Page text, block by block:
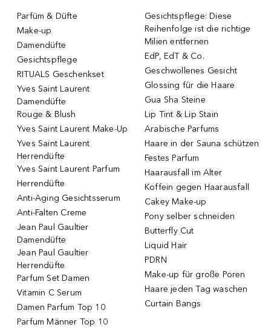
Parfüm & Düfte
Make-up
Damendüfte
Gesichtspflege
RITUALS Geschenkset
Yves Saint Laurent
Damendüfte
Rouge & Blush
Yves Saint Laurent Make-Up
Yves Saint Laurent
Herrendüfte
Yves Saint Laurent Parfum
Herrendüfte
Anti-Aging Gesichtsserum
Anti-Falten Creme
Jean Paul Gaultier
Damendüfte
Jean Paul Gaultier
Herrendüfte
Parfum Set Damen
Vitamin C Serum
Damen Parfum Top 10
Parfum Männer Top 10
Gesichtspflege: Diese
Reihenfolge ist die richtige
Milien entfernen
EdP, EdT & Co.
Geschwollenes Gesicht
Glossing für die Haare
Gua Sha Steine
Lip Tint & Lip Stain
Arabische Parfums
Haare in der Sauna schützen
Festes Parfum
Haarausfall im Alter
Koffein gegen Haarausfall
Cakey Make-up
Pony selber schneiden
Butterfly Cut
Liquid Hair
PDRN
Make-up für große Poren
Haare jeden Tag waschen
Curtain Bangs